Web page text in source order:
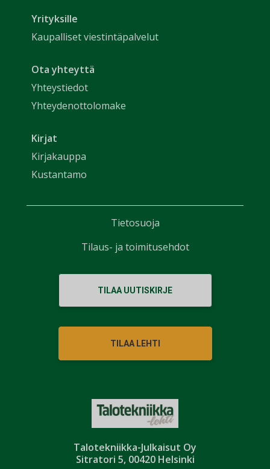
Talotekniikka-Julkaisut Oy
Sitratori 5, 00420 Helsinki
Yrityksille
Kaupalliset viestintäpalvelut
Ota yhteyttä
Yhteystiedot
Yhteydenottolomake
Kirjat
Kirjakauppa
Kustantamo
TILAA UUTISKIRJE
TILAA LEHTI
Tietosuoja
Tilaus- ja toimitusehdot